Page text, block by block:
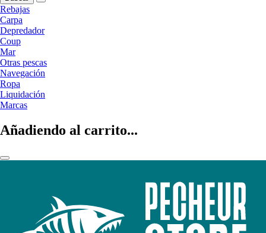
Rebajas
Carpa
Depredador
Coup
Mar
Otras pescas
Navegación
Ropa
Liquidación
Marcas
Añadiendo al carrito...